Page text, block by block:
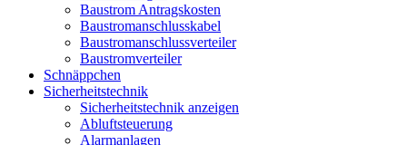
Baustrom Antragskosten
Baustromanschlusskabel
Baustromanschlussverteiler
Baustromverteiler
Schnäppchen
Sicherheitstechnik
Sicherheitstechnik anzeigen
Abluftsteuerung
Alarmanlagen